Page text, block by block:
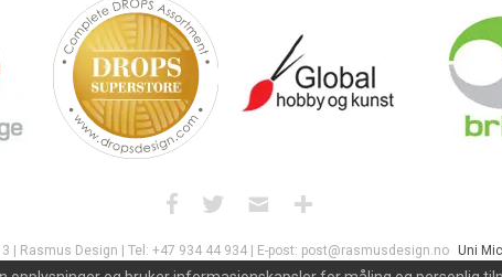
| Rasmus Design | Tel: +47 934 44 934 | E-post: post@rasmusdesign.no Uni